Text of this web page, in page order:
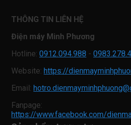
THÔNG TIN LIÊN HỆ
Điện máy Minh Phương
Hotline: 0912.094.988 -
Website: https://
Email:
Fanpage:
https://www.facebook.com/